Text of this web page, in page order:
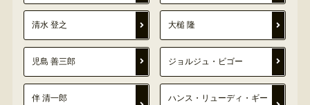
清水 登之 大槌 隆
児島 善三郎 ジョルジュ・ビゴー
伴 清一郎 ハンス・リューディ・ギー